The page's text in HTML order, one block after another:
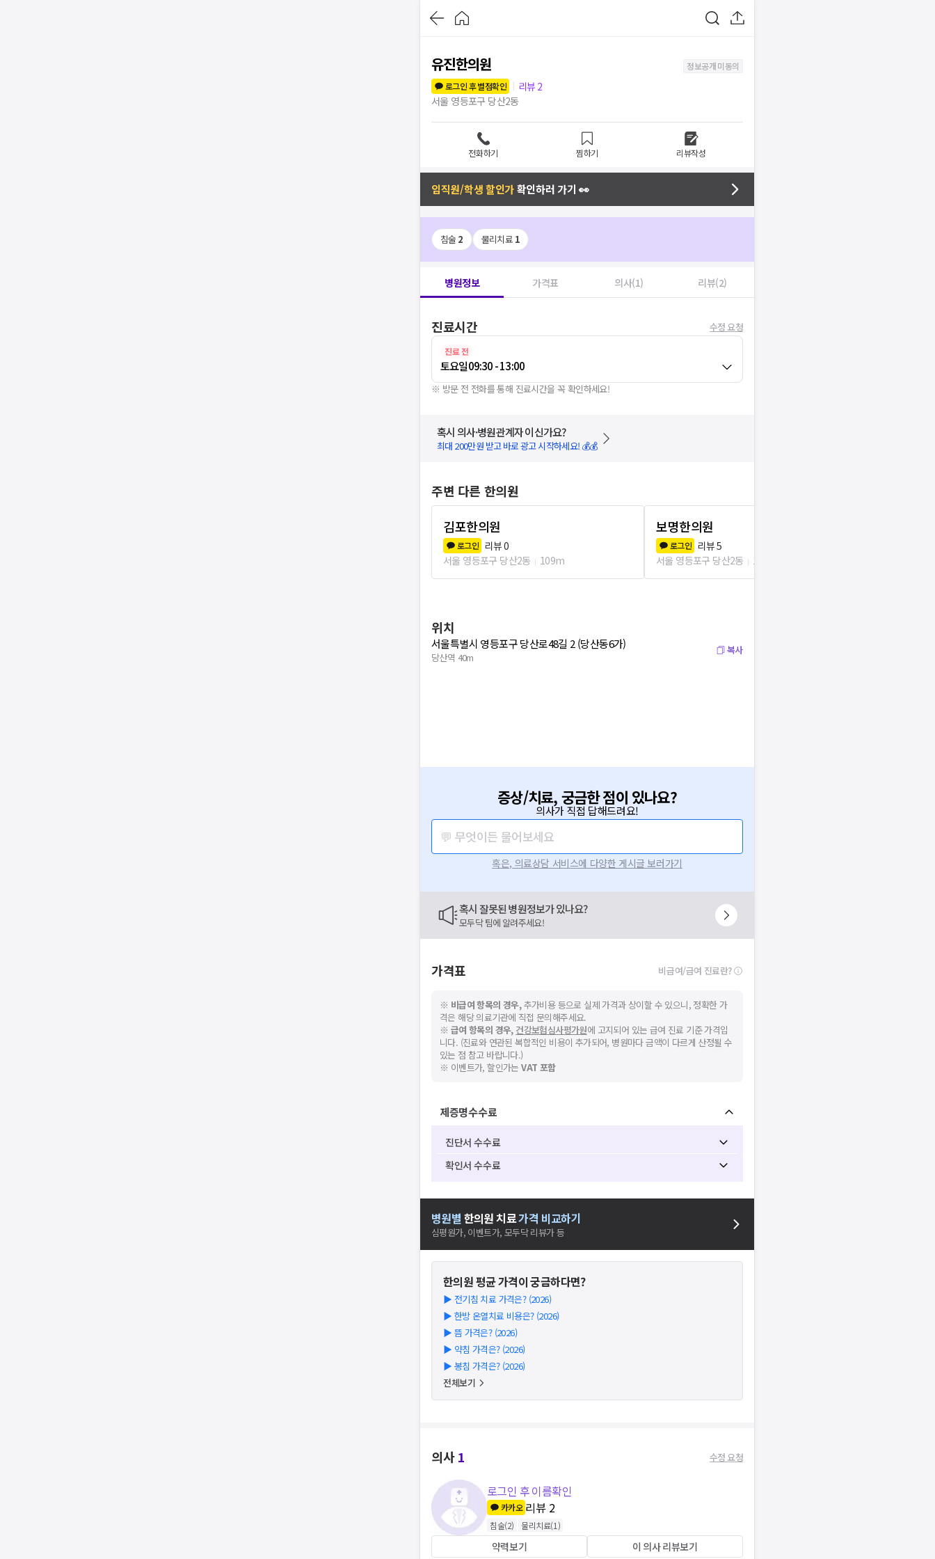
유진한의원
정보공개 미동의
로그인 후 별점확인
리뷰 2
서울 영등포구 당산2동
전화하기 찜하기 리뷰작성
임직원/학생 할인가확인하러 가기 👀
침술 2 물리치료 1
병원정보 가격표 의사(1) 리뷰(2)
진료시간 수정 요청
진료 전
토요일09:30 - 13:00
※ 방문 전 전화를 통해 진료시간을 꼭 확인하세요!
혹시 의사·병원관계자 이신가요?
최대 200만원 받고 바로 광고 시작하세요! 💰💰
주변 다른 한의원
김포한의원
로그인 리뷰0
서울 영등포구 당산2동
109m
보명한의원
로그인 리뷰5
서울 영등포구 당산2동
123m
위치
서울특별시 영등포구 당산로48길 2 (당산동6가)
당산역 40m
복사
증상/치료, 궁금한 점이 있나요?
의사가 직접 답해드려요!
💬 무엇이든 물어보세요
혹은, 의료상담 서비스에 다양한 게시글 보러가기
혹시 잘못된 병원정보가 있나요?
모두닥 팀에 알려주세요!
가격표 비급여/급여 진료란?
※ 비급여 항목의 경우,추가비용 등으로 실제 가격과 상이할 수 있으니, 정확한 가
격은 해당 의료기관에 직접 문의해주세요.
※ 급여 항목의 경우, 건강보험심사평가원에 고지되어 있는 급여 진료 기준 가격입
니다. (진료와 연관된 복합적인 비용이 추가되어, 병원마다 금액이 다르게 산정될 수
있는 점 참고 바랍니다.)
※ 이벤트가, 할인가는VAT 포함
제증명수수료
진단서 수수료
확인서 수수료
병원별 한의원치료가격 비교하기
심평원가, 이벤트가, 모두닥 리뷰가 등
한의원평균 가격이 궁금하다면?
▶ 전기침 치료 가격은? (2026)
▶ 한방 온열치료 비용은? (2026)
▶ 뜸 가격은? (2026)
▶ 약침 가격은? (2026)
▶ 봉침 가격은? (2026)
전체보기
의사1 수정 요청
로그인 후 이름확인
카카오 리뷰 2
침술(2) 물리치료(1)
약력보기 이 의사 리뷰보기
요청하신 작업을 처리하지 못했습니다.
네트워크 또는 서버의 일시적인 오류로, 잠시 후 다시 시도해주세요.